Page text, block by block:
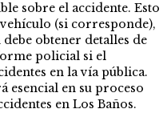
sobre el accidente. Esto
(si corresponde),
obtener detalles de
policial si el
en la vía pública.
esencial en su proceso
en Los Baños.